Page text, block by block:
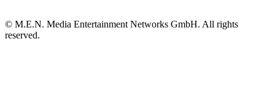
© M.E.N. Media Entertainment Networks GmbH. All rights
reserved.